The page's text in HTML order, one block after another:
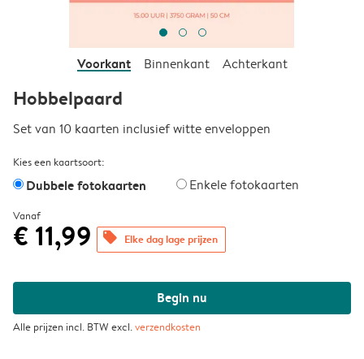
Voorkant Binnenkant Achterkant
Hobbelpaard
Set van 10 kaarten inclusief witte enveloppen
Kies een kaartsoort:
Dubbele fotokaarten Enkele fotokaarten
Vanaf
€ 11,99 offers Elke dag lage prijzen
Begin nu
Alle prijzen incl. BTW excl.verzendkosten